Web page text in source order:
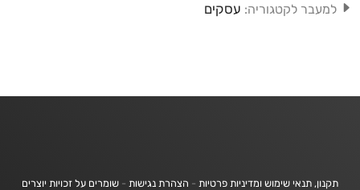
למעבר לקטגוריה: עסקים
תקנון, תנאי שימוש ומדיניות פרטיות - הצהרת נגישות - שומרים על זכויות יוצרים